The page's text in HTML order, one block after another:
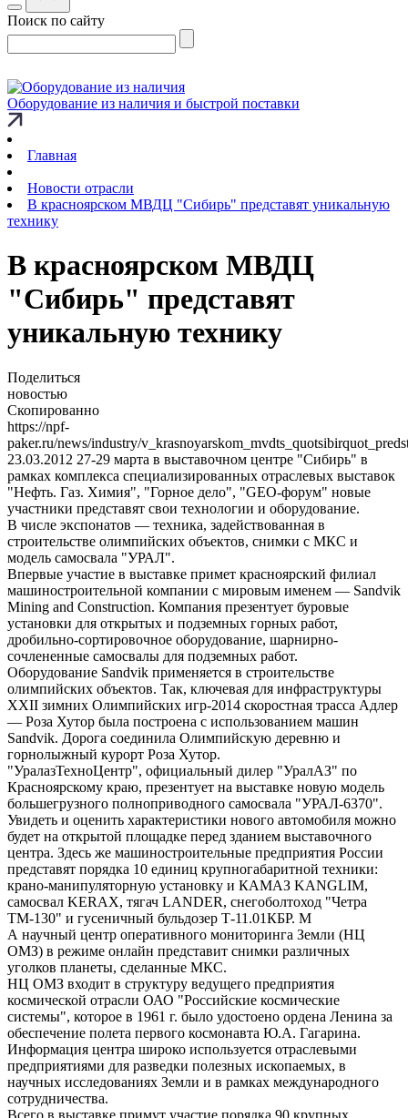
Поиск по сайту
Оборудование из наличия и быстрой поставки
Главная
Новости отрасли
В красноярском МВДЦ "Сибирь" представят уникальную
технику
В красноярском МВДЦ
"Сибирь" представят
уникальную технику
Поделиться
новостью
Скопированно
https://npf-
paker.ru/news/industry/
23.03.2012 27-29 марта в выставочном центре "Сибирь" в
рамках комплекса специализированных отраслевых выставок
"Нефть. Газ. Химия", "Горное дело", "GEO-форум" новые
участники представят свои технологии и оборудование.
В числе экспонатов — техника, задействованная в
строительстве олимпийских объектов, снимки с МКС и
модель самосвала "УРАЛ".
Впервые участие в выставке примет красноярский филиал
машиностроительной компании с мировым именем — Sandvik
Mining and Construction. Компания презентует буровые
установки для открытых и подземных горных работ,
дробильно-сортировочное оборудование, шарнирно-
сочлененные самосвалы для подземных работ.
Оборудование Sandvik применяется в строительстве
олимпийских объектов. Так, ключевая для инфраструктуры
XXII зимних Олимпийских игр-2014 скоростная трасса Адлер
— Роза Хутор была построена с использованием машин
Sandvik. Дорога соединила Олимпийскую деревню и
горнолыжный курорт Роза Хутор.
"УралазТехноЦентр", официальный дилер "УралАЗ" по
Красноярскому краю, презентует на выставке новую модель
большегрузного полноприводного самосвала "УРАЛ-6370".
Увидеть и оценить характеристики нового автомобиля можно
будет на открытой площадке перед зданием выставочного
центра. Здесь же машиностроительные предприятия России
представят порядка 10 единиц крупногабаритной техники:
крано-манипуляторную установку и КАМАЗ KANGLIM,
самосвал KERAX, тягач LANDER, снегоболтоход "Четра
ТМ-130" и гусеничный бульдозер Т-11.01КБР. М
А научный центр оперативного мониторинга Земли (НЦ
ОМЗ) в режиме онлайн представит снимки различных
уголков планеты, сделанные МКС.
НЦ ОМЗ входит в структуру ведущего предприятия
космической отрасли ОАО "Российские космические
системы", которое в 1961 г. было удостоено ордена Ленина за
обеспечение полета первого космонавта Ю.А. Гагарина.
Информация центра широко используется отраслевыми
предприятиями для разведки полезных ископаемых, в
научных исследованиях Земли и в рамках международного
сотрудничества.
Всего в выставке примут участие порядка 90 крупных